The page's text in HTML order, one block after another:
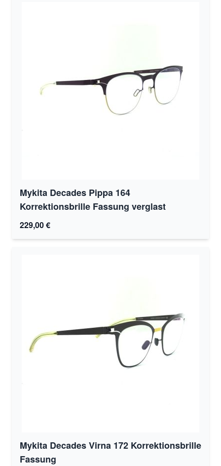
Mykita Decades Pippa 164
Korrektionsbrille Fassung verglast
229,00 €
Mykita Decades Virna 172 Korrektionsbrille
Fassung